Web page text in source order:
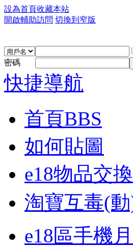
設為首頁收藏本站
開啟輔助訪問 切換到窄版
密碼
快捷導航
首頁BBS
如何貼圖
e18物品交
淘寶互毒(
e18區手機